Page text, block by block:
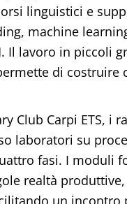
linguistici e
machine
Il lavoro in piccoli
di
Club Carpi ETS,
laboratori su
fasi. I moduli
realtà
un incontro